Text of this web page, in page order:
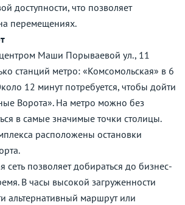
доступности, что позволяет
перемещениях.
Маши Порываевой ул., 11
станций метро: «Комсомольская» в 6
12 минут потребуется, чтобы дойти
Ворота». На метро можно без
в самые значимые точки столицы.
расположены остановки
сеть позволяет добираться до бизнес-
В часы высокой загруженности
альтернативный маршрут или